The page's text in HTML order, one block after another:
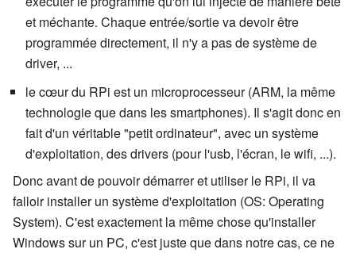
et méchante. Chaque entrée/sortie va devoir être
programmée directement, il n'y a pas de système de
driver, ...
le cœur du RPi est un microprocesseur (ARM, la même
technologie que dans les smartphones). Il s'agit donc en
fait d'un véritable "petit ordinateur", avec un système
d'exploitation, des drivers (pour l'usb, l'écran, le wifi, ...).
Donc avant de pouvoir démarrer et utiliser le RPi, il va
falloir installer un système d'exploitation (OS: Operating
System). C'est exactement la même chose qu'installer
Windows sur un PC, c'est juste que dans notre cas, ce ne